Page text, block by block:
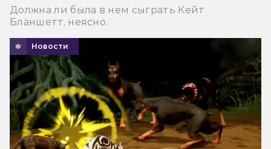
Должна ли была в нем сыграть Кейт
Бланшетт, неясно.
Новости